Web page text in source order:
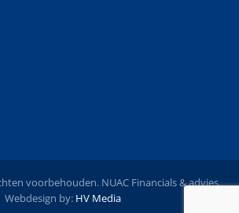
voorbehouden. NUAC Financials & advies.
Webdesign by: HV Media